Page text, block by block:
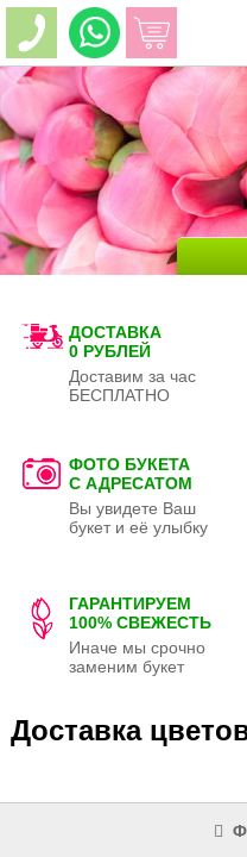
ДОСТАВКА
0 РУБЛЕЙ
Доставим за час
БЕСПЛАТНО
ФОТО БУКЕТА
С АДРЕСАТОМ
Вы увидете Ваш
букет и её улыбку
ГАРАНТИРУЕМ
100% СВЕЖЕСТЬ
Иначе мы срочно
заменим букет
Доставка